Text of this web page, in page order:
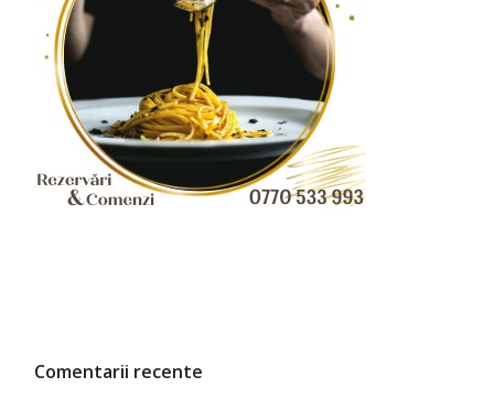
Comentarii recente